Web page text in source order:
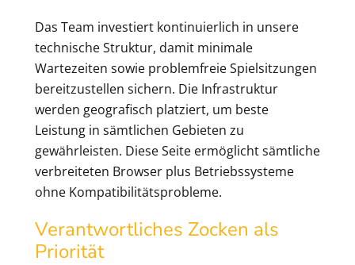
Das Team investiert kontinuierlich in unsere
technische Struktur, damit minimale
Wartezeiten sowie problemfreie Spielsitzungen
bereitzustellen sichern. Die Infrastruktur
werden geografisch platziert, um beste
Leistung in sämtlichen Gebieten zu
gewährleisten. Diese Seite ermöglicht sämtliche
verbreiteten Browser plus Betriebssysteme
ohne Kompatibilitätsprobleme.
Verantwortliches Zocken als
Priorität